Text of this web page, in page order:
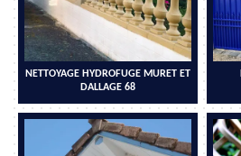
NETTOYAGE HYDROFUGE MURET ET
DALLAGE 68